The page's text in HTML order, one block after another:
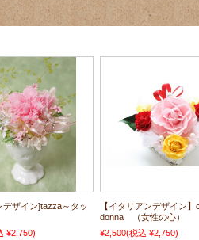
デザイン]tazza～タッ
¥2,750)
【イタリアンデザイン】
donna （女性の心）
¥2,500(税込 ¥2,750)